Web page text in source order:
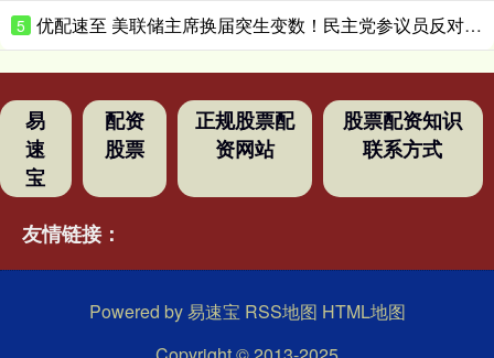
5 优配速至 美联储主席换届突生变数！民主党参议员反对推进美联储主席提名
易
速
宝
配资
股票
正规股票配
资网站
股票配资知识
联系方式
友情链接：
Powered by易速宝 RSS地图 HTML地图